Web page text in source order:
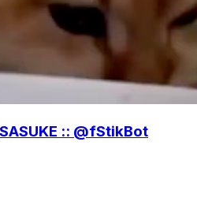
:: @fStikBot